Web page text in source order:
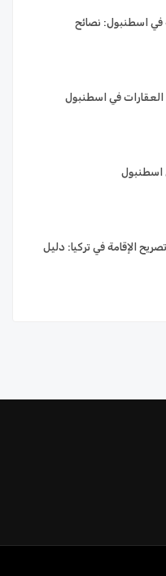
في اسطنبول: نصائح
العقارات في اسطنبول
اسطنبول
الإقامة في تركيا: دليل